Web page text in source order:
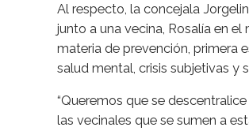
Al respecto, la concejala
junto a una vecina, Rosalía en
materia de prevención, primera
salud mental, crisis subjetivas y
“Queremos que se
las vecinales que se sumen a